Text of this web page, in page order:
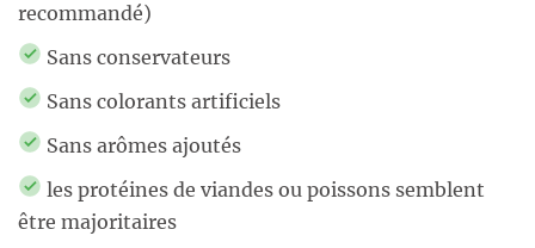
recommandé)
Sans conservateurs
Sans colorants artificiels
Sans arômes ajoutés
les protéines de viandes ou poissons semblent
être majoritaires